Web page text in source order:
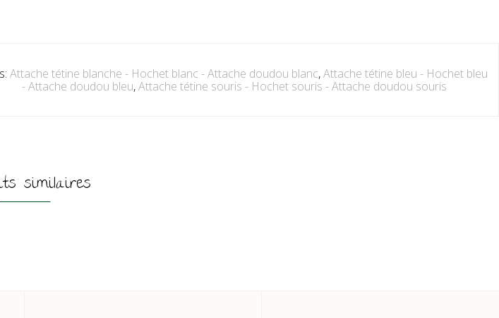
Attache tétine blanche - Hochet blanc - Attache doudou blanc,Attache tétine bleu - Hochet bleu
- Attache doudou bleu,Attache tétine souris - Hochet souris - Attache doudou souris
similaires